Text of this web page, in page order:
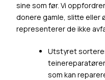
sine som før. Vi
donere gamle, slitte eller
representerer de ikke
Utstyret
som kan